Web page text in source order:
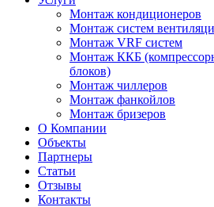
Монтаж кондиционеров
Монтаж cистем
Монтаж VRF систем
Монтаж ККБ
блоков)
Монтаж чиллеров
Монтаж фанкойлов
Монтаж бризеров
О Компании
Объекты
Партнеры
Статьи
Отзывы
Контакты